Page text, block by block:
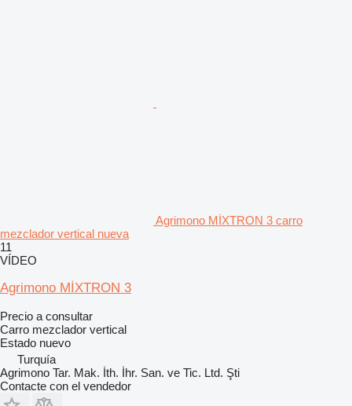
Agrimono MİXTRON 3 carro
mezclador vertical nueva
11
VÍDEO
Agrimono MİXTRON 3
Precio a consultar
Carro mezclador vertical
Estado nuevo
Turquía
Agrimono Tar. Mak. İth. İhr. San. ve Tic. Ltd. Şti
Contacte con el vendedor